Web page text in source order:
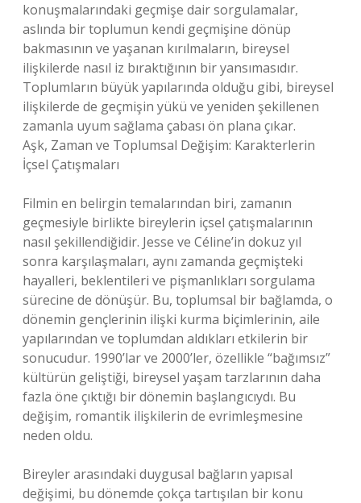
konuşmalarındaki geçmişe dair sorgulamalar,
aslında bir toplumun kendi geçmişine dönüp
bakmasının ve yaşanan kırılmaların, bireysel
ilişkilerde nasıl iz bıraktığının bir yansımasıdır.
Toplumların büyük yapılarında olduğu gibi, bireysel
ilişkilerde de geçmişin yükü ve yeniden şekillenen
zamanla uyum sağlama çabası ön plana çıkar.
Aşk, Zaman ve Toplumsal Değişim: Karakterlerin
İçsel Çatışmaları
Filmin en belirgin temalarından biri, zamanın
geçmesiyle birlikte bireylerin içsel çatışmalarının
nasıl şekillendiğidir. Jesse ve Céline’in dokuz yıl
sonra karşılaşmaları, aynı zamanda geçmişteki
hayalleri, beklentileri ve pişmanlıkları sorgulama
sürecine de dönüşür. Bu, toplumsal bir bağlamda, o
dönemin gençlerinin ilişki kurma biçimlerinin, aile
yapılarından ve toplumdan aldıkları etkilerin bir
sonucudur. 1990’lar ve 2000’ler, özellikle “bağımsız”
kültürün geliştiği, bireysel yaşam tarzlarının daha
fazla öne çıktığı bir dönemin başlangıcıydı. Bu
değişim, romantik ilişkilerin de evrimleşmesine
neden oldu.
Bireyler arasındaki duygusal bağların yapısal
değişimi, bu dönemde çokça tartışılan bir konu